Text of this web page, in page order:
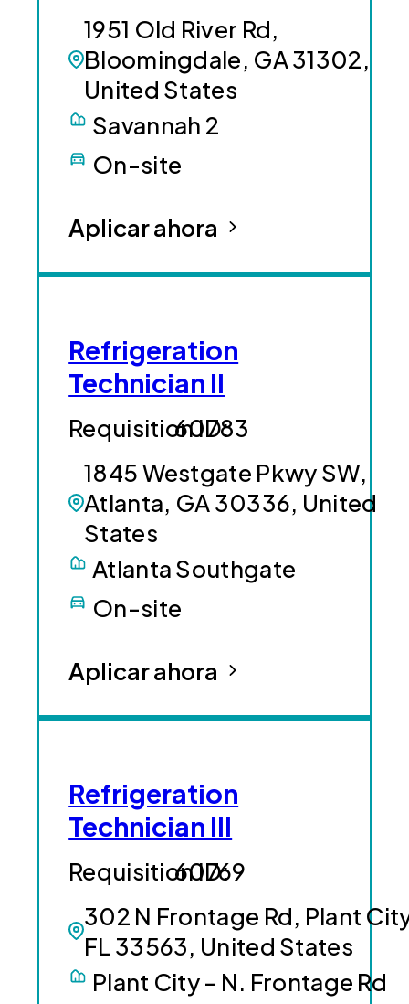
1951 Old River Rd,
Bloomingdale, GA 31302,
United States
Savannah 2
On-site
Aplicar ahora
Refrigeration
Technician II
1845 Westgate Pkwy SW,
Atlanta, GA 30336, United
States
60783
Atlanta Southgate
On-site
Aplicar ahora
Refrigeration
Technician III
302 N Frontage Rd, Plant
FL 33563, United States
60769
Plant City - N. Frontage Rd